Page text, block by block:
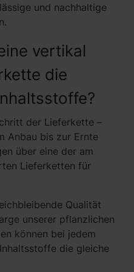
und nachhaltige
vertikal
die
der Lieferkette –
Anbau bis zur Ernte
über eine der am
Lieferketten für
Qualität
unserer pflanzlichen
können bei jedem
die gleiche